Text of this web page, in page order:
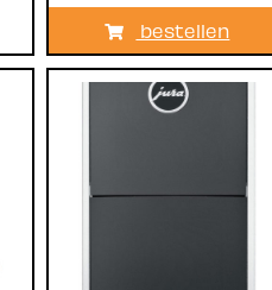
bestellen